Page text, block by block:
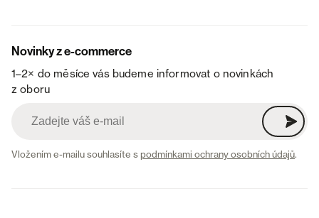
Novinky z e-commerce
1–2× do měsíce vás budeme informovat o novinkách
z oboru
Vložením e-mailu souhlasíte spodmínkami ochrany osobních údajů.